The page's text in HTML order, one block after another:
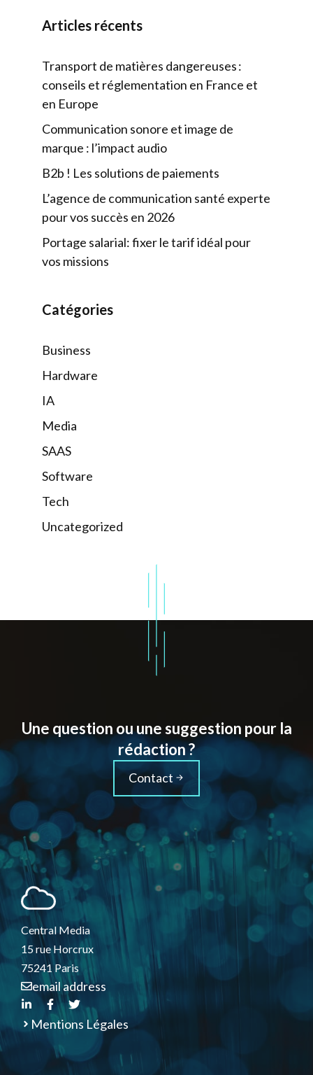
Articles récents
Transport de matières dangereuses :
conseils et réglementation en France et
en Europe
Communication sonore et image de
marque : l’impact audio
B2b ! Les solutions de paiements
L’agence de communication santé experte
pour vos succès en 2026
Portage salarial: fixer le tarif idéal pour
vos missions
Catégories
Business
Hardware
IA
Media
SAAS
Software
Tech
Uncategorized
Une question ou une suggestion pour la
rédaction ?
Contact
Central Media
15 rue Horcrux
75241 Paris
email address
Mentions Légales